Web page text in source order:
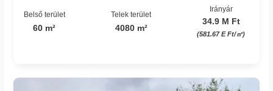
Belső terület
60 m²
Telek terület
4080 m²
Irányár
34.9 M Ft
(581.67 E Ft/㎡)